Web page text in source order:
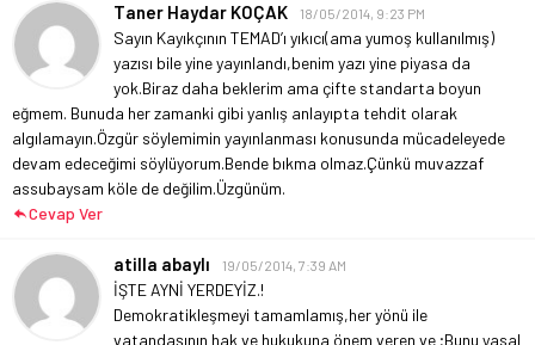
Taner Haydar KOÇAK 18/05/2014, 9:23 PM
Sayın Kayıkçının TEMAD’ı yıkıcı(ama yumoş kullanılmış)
yazısı bile yine yayınlandı,benim yazı yine piyasa da
yok.Biraz daha beklerim ama çifte standarta boyun
eğmem. Bunuda her zamanki gibi yanlış anlayıpta tehdit olarak
algılamayın.Özgür söylemimin yayınlanması konusunda mücadeleyede
devam edeceğimi söylüyorum.Bende bıkma olmaz.Çünkü muvazzaf
assubaysam köle de değilim.Üzgünüm.
Cevap Ver
atilla abaylı 19/05/2014, 7:39 AM
İŞTE AYNİ YERDEYİZ.!
Demokratikleşmeyi tamamlamış,her yönü ile
vatandaşının hak ve hukukuna önem veren ve ;Bunu yasal